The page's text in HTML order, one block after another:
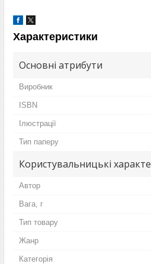
Характеристики
Основні атрибути
Виробник
ISBN
Ілюстрації
Тип паперу
Користувальницькі
Автор
Вага, г
Тип товару
Жанр
Категорія